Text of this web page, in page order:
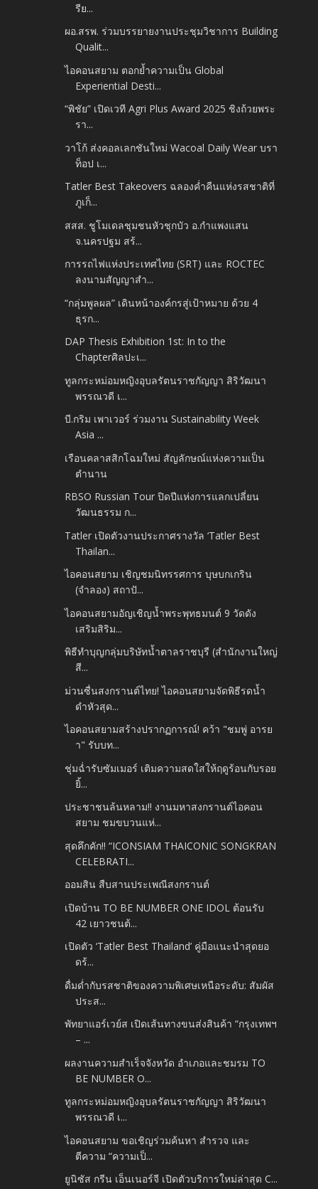
รีย...
ผอ.สรพ. ร่วมบรรยายงานประชุมวิชาการ Building
Qualit...
ไอคอนสยาม ตอกย้ำความเป็น Global
Experiential Desti...
“พิชัย” เปิดเวที Agri Plus Award 2025 ชิงถ้วยพระ
รา...
วาโก้ ส่งคอลเลกชันใหม่ Wacoal Daily Wear บรา
ท็อป เ...
Tatler Best Takeovers ฉลองค่ำคืนแห่งรสชาติที่
ภูเก็...
สสส. ชูโมเดลชุมชนหัวชุกบัว อ.กำแพงแสน
จ.นครปฐม สร้...
การรถไฟแห่งประเทศไทย (SRT) และ ROCTEC
ลงนามสัญญาสำ...
“กลุ่มพูลผล” เดินหน้าองค์กรสู่เป้าหมาย ด้วย 4
ธุรก...
DAP Thesis Exhibition 1st: In to the
Chapterศิลปะเ...
ทูลกระหม่อมหญิงอุบลรัตนราชกัญญา สิริวัฒนา
พรรณวดี เ...
บี.กริม เพาเวอร์ ร่วมงาน Sustainability Week
Asia ...
เรือนคลาสสิกโฉมใหม่ สัญลักษณ์แห่งความเป็น
ตำนาน
RBSO Russian Tour ปิดปีแห่งการแลกเปลี่ยน
วัฒนธรรม ก...
Tatler เปิดตัวงานประกาศรางวัล ‘Tatler Best
Thailan...
ไอคอนสยาม เชิญชมนิทรรศการ บุษบกเกริน
(จำลอง) สถาปั...
ไอคอนสยามอัญเชิญน้ำพระพุทธมนต์ 9 วัดดัง
เสริมสิริม...
พิธีทำบุญกลุ่มบริษัทน้ำตาลราชบุรี (สำนักงานใหญ่
สี...
ม่วนซื่นสงกรานต์ไทย! ไอคอนสยามจัดพิธีรดน้ำ
ดำหัวสุด...
ไอคอนสยามสร้างปรากฏการณ์! คว้า "ชมพู่ อารย
า" รับบท...
ชุ่มฉ่ำรับซัมเมอร์ เติมความสดใสให้ฤดูร้อนกับรอย
ยิ้...
ประชาชนล้นหลาม!! งานมหาสงกรานต์ไอคอน
สยาม ชมขบวนแห่...
สุดคึกคัก!! “ICONSIAM THAICONIC SONGKRAN
CELEBRATI...
ออมสิน สืบสานประเพณีสงกรานต์
เปิดบ้าน TO BE NUMBER ONE IDOL ต้อนรับ
42 เยาวชนต้...
เปิดตัว ‘Tatler Best Thailand’ คู่มือแนะนำสุดยอ
ดร้...
ดื่มด่ำกับรสชาติของความพิเศษเหนือระดับ: สัมผัส
ประส...
พัทยาแอร์เวย์ส เปิดเส้นทางขนส่งสินค้า “กรุงเทพฯ
– ...
ผลงานความสำเร็จจังหวัด อำเภอและชมรม TO
BE NUMBER O...
ทูลกระหม่อมหญิงอุบลรัตนราชกัญญา สิริวัฒนา
พรรณวดี เ...
ไอคอนสยาม ขอเชิญร่วมค้นหา สำรวจ และ
ตีความ “ความเป็...
ยูนิซัส กรีน เอ็นเนอร์จี เปิดตัวบริการใหม่ล่าสุด C...